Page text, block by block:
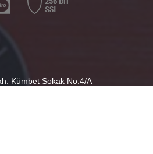
Kümbet Sokak No:4/A